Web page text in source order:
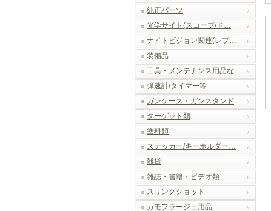
純正パーツ
光学サイト(スコープ/ド…
ナイトビジョン関連(レプ…
装備品
工具・メンテナンス用品な…
弾速計/タイマー等
ガンケース・ガンスタンド
ターゲット類
塗料類
ステッカー/キーホルダー…
雑貨
雑誌・書籍・ビデオ類
スリングショット
カモフラージュ用品